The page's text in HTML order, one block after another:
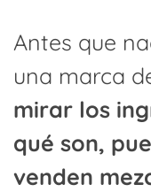
Antes que
una marca
mirar los
qué son,
venden